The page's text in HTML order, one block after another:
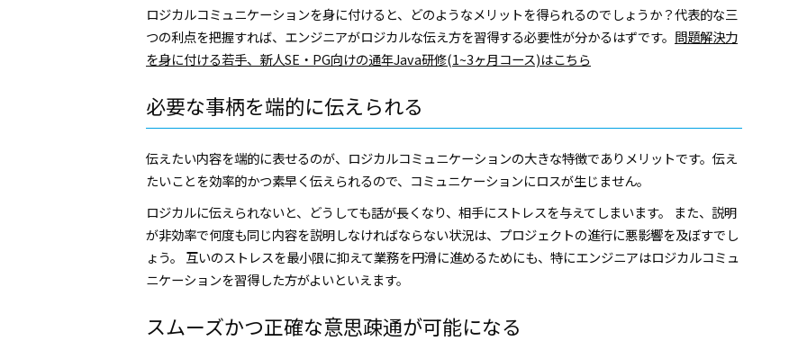
ロジカルコミュニケーションを身に付けると、どのようなメリットを得られるのでしょうか？代表的な三
つの利点を把握すれば、エンジニアがロジカルな伝え方を習得する必要性が分かるはずです。 問題解決力
を身に付ける若手、新人SE・PG向けの通年Java研修(1~3ヶ月コース)はこちら
必要な事柄を端的に伝えられる
伝えたい内容を端的に表せるのが、ロジカルコミュニケーションの大きな特徴でありメリットです。伝え
たいことを効率的かつ素早く伝えられるので、コミュニケーションにロスが生じません。
ロジカルに伝えられないと、どうしても話が長くなり、相手にストレスを与えてしまいます。 また、説明
が非効率で何度も同じ内容を説明しなければならない状況は、プロジェクトの進行に悪影響を及ぼすでし
ょう。 互いのストレスを最小限に抑えて業務を円滑に進めるためにも、特にエンジニアはロジカルコミュ
ニケーションを習得した方がよいといえます。
スムーズかつ正確な意思疎通が可能になる